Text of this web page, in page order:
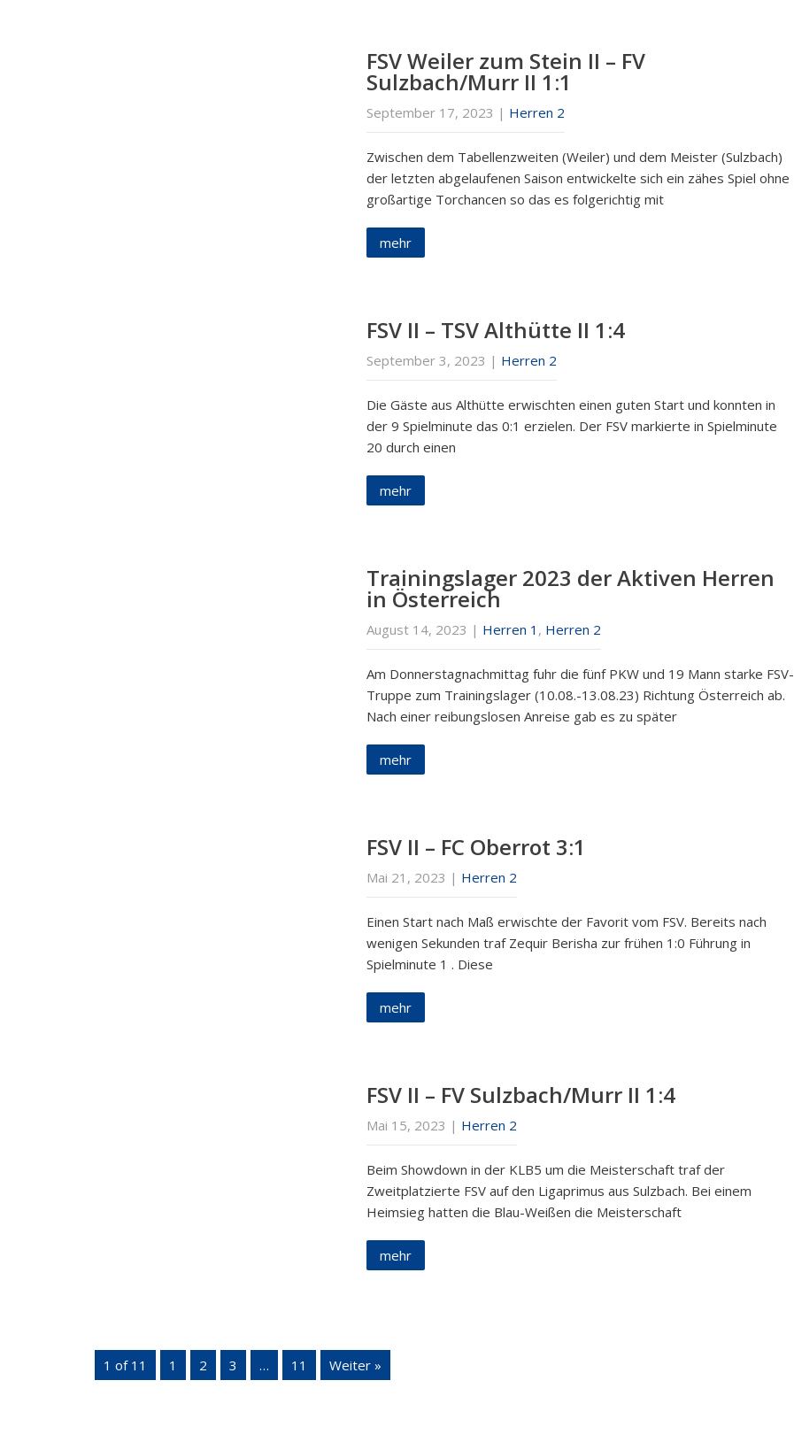
FSV Weiler zum Stein II – FV
Sulzbach/Murr II 1:1
September 17, 2023 | Herren 2
Zwischen dem Tabellenzweiten (Weiler) und dem Meister (Sulzbach)
der letzten abgelaufenen Saison entwickelte sich ein zähes Spiel ohne
großartige Torchancen so das es folgerichtig mit
mehr
FSV II – TSV Althütte II 1:4
September 3, 2023 | Herren 2
Die Gäste aus Althütte erwischten einen guten Start und konnten in
der 9 Spielminute das 0:1 erzielen. Der FSV markierte in Spielminute
20 durch einen
mehr
Trainingslager 2023 der Aktiven Herren
in Österreich
August 14, 2023 | Herren 1 , Herren 2
Am Donnerstagnachmittag fuhr die fünf PKW und 19 Mann starke FSV-
Truppe zum Trainingslager (10.08.-13.08.23) Richtung Österreich ab.
Nach einer reibungslosen Anreise gab es zu später
mehr
FSV II – FC Oberrot 3:1
Mai 21, 2023 | Herren 2
Einen Start nach Maß erwischte der Favorit vom FSV. Bereits nach
wenigen Sekunden traf Zequir Berisha zur frühen 1:0 Führung in
Spielminute 1 . Diese
mehr
FSV II – FV Sulzbach/Murr II 1:4
Mai 15, 2023 | Herren 2
Beim Showdown in der KLB5 um die Meisterschaft traf der
Zweitplatzierte FSV auf den Ligaprimus aus Sulzbach. Bei einem
Heimsieg hatten die Blau-Weißen die Meisterschaft
mehr
1 of 11 1 2 3 … 11 Weiter »